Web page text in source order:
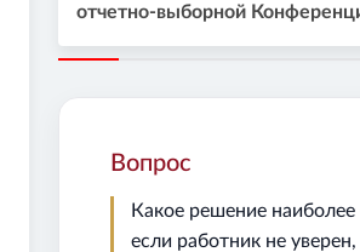
отчетно-выборной
Вопрос
Какое решение наиболее
если работник не